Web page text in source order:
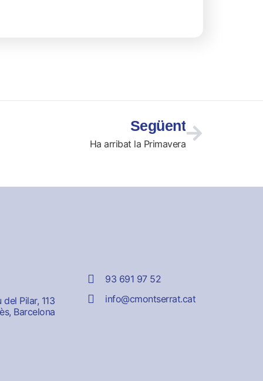
Següent
Ha arribat la Primavera
Pilar, 113
Barcelona
93 691 97 52
info@cmontserrat.cat